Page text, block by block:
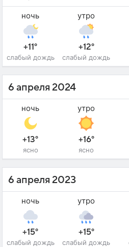
ночь
+11°
слабый дождь
утро
+12°
слабый дождь
6 апреля 2024
ночь
+13°
ясно
утро
+16°
ясно
6 апреля 2023
ночь
+15°
слабый дождь
утро
+15°
слабый дождь